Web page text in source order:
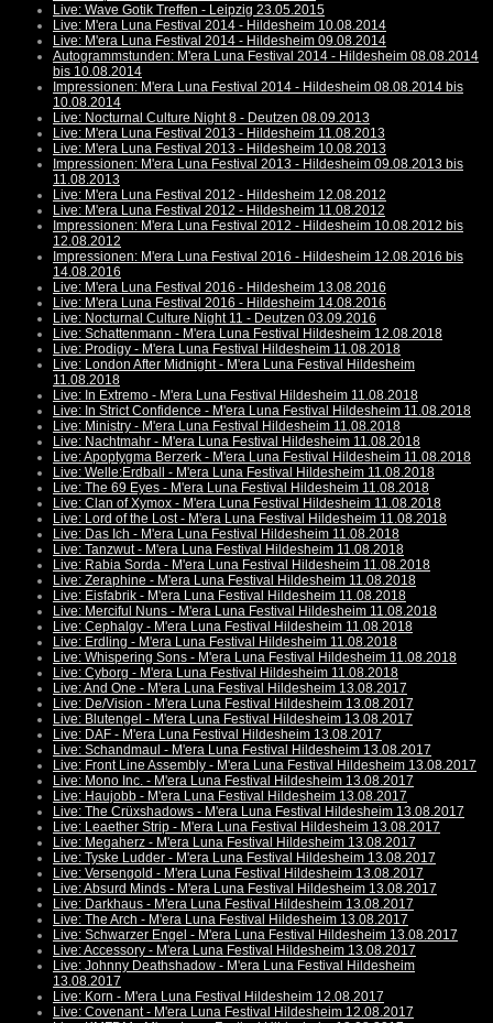
Live: Wave Gotik Treffen - Leipzig 23.05.2015
Live: M'era Luna Festival 2014 - Hildesheim 10.08.2014
Live: M'era Luna Festival 2014 - Hildesheim 09.08.2014
Autogrammstunden: M'era Luna Festival 2014 - Hildesheim 08.08.2014
bis 10.08.2014
Impressionen: M'era Luna Festival 2014 - Hildesheim 08.08.2014 bis
10.08.2014
Live: Nocturnal Culture Night 8 - Deutzen 08.09.2013
Live: M'era Luna Festival 2013 - Hildesheim 11.08.2013
Live: M'era Luna Festival 2013 - Hildesheim 10.08.2013
Impressionen: M'era Luna Festival 2013 - Hildesheim 09.08.2013 bis
11.08.2013
Live: M'era Luna Festival 2012 - Hildesheim 12.08.2012
Live: M'era Luna Festival 2012 - Hildesheim 11.08.2012
Impressionen: M'era Luna Festival 2012 - Hildesheim 10.08.2012 bis
12.08.2012
Impressionen: M'era Luna Festival 2016 - Hildesheim 12.08.2016 bis
14.08.2016
Live: M'era Luna Festival 2016 - Hildesheim 13.08.2016
Live: M'era Luna Festival 2016 - Hildesheim 14.08.2016
Live: Nocturnal Culture Night 11 - Deutzen 03.09.2016
Live: Schattenmann - M'era Luna Festival Hildesheim 12.08.2018
Live: Prodigy - M'era Luna Festival Hildesheim 11.08.2018
Live: London After Midnight - M'era Luna Festival Hildesheim
11.08.2018
Live: In Extremo - M'era Luna Festival Hildesheim 11.08.2018
Live: In Strict Confidence - M'era Luna Festival Hildesheim 11.08.2018
Live: Ministry - M'era Luna Festival Hildesheim 11.08.2018
Live: Nachtmahr - M'era Luna Festival Hildesheim 11.08.2018
Live: Apoptygma Berzerk - M'era Luna Festival Hildesheim 11.08.2018
Live: Welle:Erdball - M'era Luna Festival Hildesheim 11.08.2018
Live: The 69 Eyes - M'era Luna Festival Hildesheim 11.08.2018
Live: Clan of Xymox - M'era Luna Festival Hildesheim 11.08.2018
Live: Lord of the Lost - M'era Luna Festival Hildesheim 11.08.2018
Live: Das Ich - M'era Luna Festival Hildesheim 11.08.2018
Live: Tanzwut - M'era Luna Festival Hildesheim 11.08.2018
Live: Rabia Sorda - M'era Luna Festival Hildesheim 11.08.2018
Live: Zeraphine - M'era Luna Festival Hildesheim 11.08.2018
Live: Eisfabrik - M'era Luna Festival Hildesheim 11.08.2018
Live: Merciful Nuns - M'era Luna Festival Hildesheim 11.08.2018
Live: Cephalgy - M'era Luna Festival Hildesheim 11.08.2018
Live: Erdling - M'era Luna Festival Hildesheim 11.08.2018
Live: Whispering Sons - M'era Luna Festival Hildesheim 11.08.2018
Live: Cyborg - M'era Luna Festival Hildesheim 11.08.2018
Live: And One - M'era Luna Festival Hildesheim 13.08.2017
Live: De/Vision - M'era Luna Festival Hildesheim 13.08.2017
Live: Blutengel - M'era Luna Festival Hildesheim 13.08.2017
Live: DAF - M'era Luna Festival Hildesheim 13.08.2017
Live: Schandmaul - M'era Luna Festival Hildesheim 13.08.2017
Live: Front Line Assembly - M'era Luna Festival Hildesheim 13.08.2017
Live: Mono Inc. - M'era Luna Festival Hildesheim 13.08.2017
Live: Haujobb - M'era Luna Festival Hildesheim 13.08.2017
Live: The Crüxshadows - M'era Luna Festival Hildesheim 13.08.2017
Live: Leaether Strip - M'era Luna Festival Hildesheim 13.08.2017
Live: Megaherz - M'era Luna Festival Hildesheim 13.08.2017
Live: Tyske Ludder - M'era Luna Festival Hildesheim 13.08.2017
Live: Versengold - M'era Luna Festival Hildesheim 13.08.2017
Live: Absurd Minds - M'era Luna Festival Hildesheim 13.08.2017
Live: Darkhaus - M'era Luna Festival Hildesheim 13.08.2017
Live: The Arch - M'era Luna Festival Hildesheim 13.08.2017
Live: Schwarzer Engel - M'era Luna Festival Hildesheim 13.08.2017
Live: Accessory - M'era Luna Festival Hildesheim 13.08.2017
Live: Johnny Deathshadow - M'era Luna Festival Hildesheim
13.08.2017
Live: Korn - M'era Luna Festival Hildesheim 12.08.2017
Live: Covenant - M'era Luna Festival Hildesheim 12.08.2017